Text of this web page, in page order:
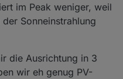
im Peak weniger, weil
Sonneinstrahlung
die Ausrichtung in 3
wir eh genug PV-